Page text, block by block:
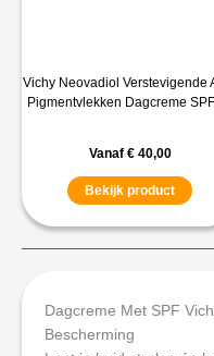
Vichy Neovadiol Verstevigende
Pigmentvlekken Dagcreme
Vanaf €40,00
Bekijk product
Dagcreme Met SPF
Bescherming